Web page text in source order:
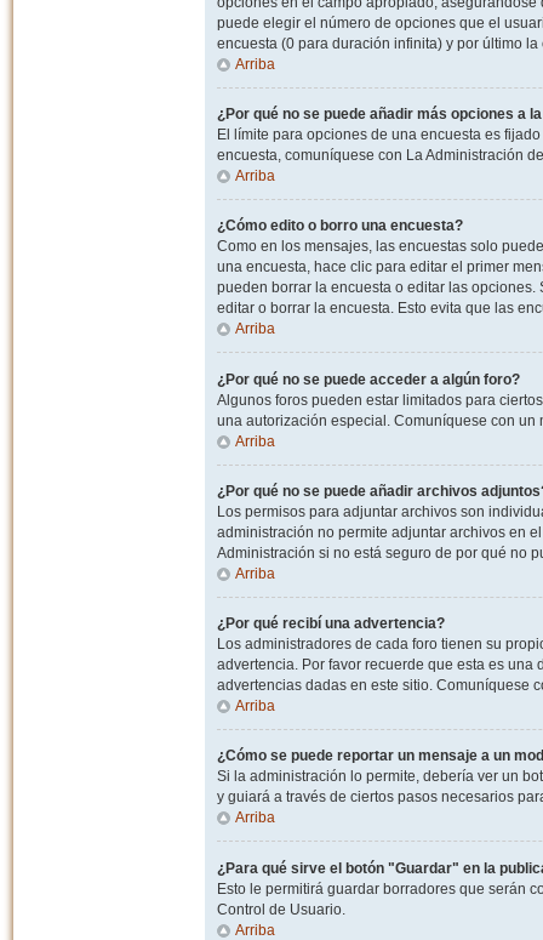
puede elegir el número de opciones que el
encuesta (0 para duración infinita) y por último
Arriba
¿Por qué no se puede añadir más opciones a
El límite para opciones de una encuesta es
encuesta, comuníquese con La Administración
Arriba
¿Cómo edito o borro una encuesta?
Como en los mensajes, las encuestas solo
una encuesta, hace clic para editar el primer
pueden borrar la encuesta o editar las
editar o borrar la encuesta. Esto evita que las
Arriba
¿Por qué no se puede acceder a algún foro?
Algunos foros pueden estar limitados para
una autorización especial. Comuníquese con
Arriba
¿Por qué no se puede añadir archivos
Los permisos para adjuntar archivos son
administración no permite adjuntar archivos en
Administración si no está seguro de por qué no
Arriba
¿Por qué recibí una advertencia?
Los administradores de cada foro tienen su
advertencia. Por favor recuerde que esta es
advertencias dadas en este sitio. Comuníquese
Arriba
¿Cómo se puede reportar un mensaje a un
Si la administración lo permite, debería ver un
y guiará a través de ciertos pasos necesarios
Arriba
¿Para qué sirve el botón "Guardar" en la
Esto le permitirá guardar borradores que serán
Control de Usuario.
Arriba